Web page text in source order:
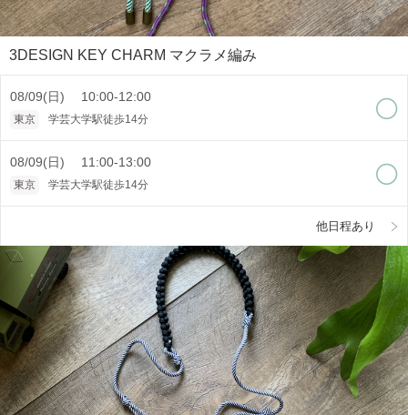
3DESIGN KEY CHARM マクラメ編み
08/09(日) 10:00-12:00
東京 学芸大学駅徒歩14分
08/09(日) 11:00-13:00
東京 学芸大学駅徒歩14分
他日程あり